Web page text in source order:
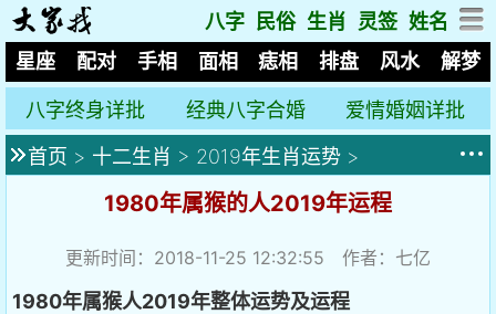
八字 民俗 生肖 灵签 姓名
星座
配对 手相 面相 痣相 排盘 风水 解梦
八字终身详批 经典八字合婚
爱情婚姻详批
首页 > 十二生肖 > 2019年生肖运势 >
1980年属猴的人2019年运程
更新时间：2018-11-25 12:32:55 作者：七亿
1980年属猴人2019年整体运势及运程